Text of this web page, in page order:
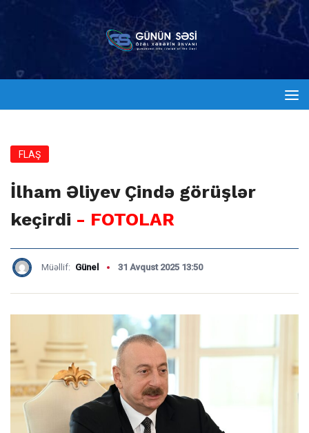
FLAŞ
İlham Əliyev Çində görüşlər
keçirdi - FOTOLAR
Müəllif: Günel 31 Avqust 2025 13:50